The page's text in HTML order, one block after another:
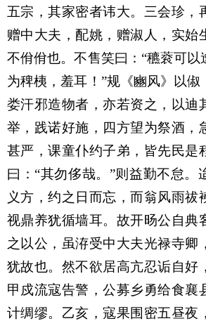
五宗，其家密者讳大。三会珍，
赠中大夫，配姚，赠淑人，实始
不佾佾也。不售笑曰： “穮蓘可以
为稗桋，羞耳！ ”规《豳风》以俶
娄汗邪造物者，亦若资之，以迪
举，践诺好施，四方望为祭酒，
甚严，课童仆约子弟，皆先民是
曰： “其勿侈哉。 ”则益勤不怠。
义方，约之日而忘，而翁风雨祓
视鼎养犹循墙耳。故开旸公自典
之以公，虽洊受中大夫光禄寺卿
犹故也。然不欲居高亢忍诟自好
甲戍流寇告警，公募乡勇给食襄
计绸缪。乙亥，寇果围密五昼夜